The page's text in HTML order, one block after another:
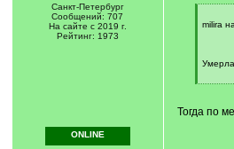
Санкт-Петербург
Сообщений: 707
На сайте с 2019 г.
Рейтинг: 1973
q
milira
[
]
Тогда по
ONLINE